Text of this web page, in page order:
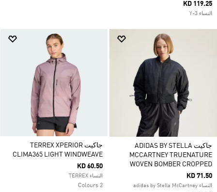
KD 119.25
النساء Y-3
جاكيت ADIDAS BY STELLA
MCCARTNEY TRUENATURE
WOVEN BOMBER CROPPED
KD 71.50
النساء adidas by Stella McCartney
جاكيت TERREX XPERIOR
CLIMA365 LIGHT WINDWEAVE
KD 60.50
النساء TERREX
2 Colours